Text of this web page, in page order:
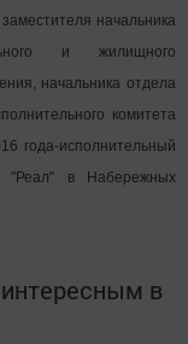
начальника
и жилищного
начальника отдела
комитета
года-исполнительный
"Реал" в Набережных
в